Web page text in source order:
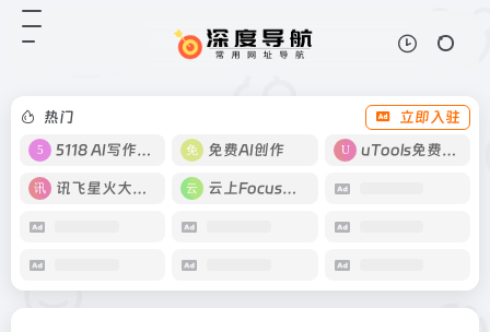
热门
立即入驻
5118 AI写作工具
免费AI创作 uTools免费工具箱
讯飞星火大模型 云上Focus接码